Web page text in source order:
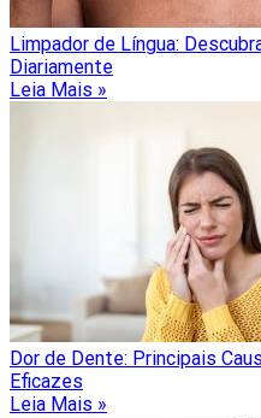
Limpador de Língua:
Diariamente
Leia Mais »
Dor de Dente: Principais
Eficazes
Leia Mais »